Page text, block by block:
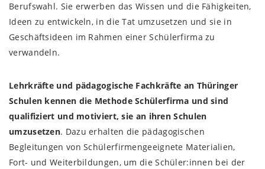
Berufswahl. Sie erwerben das Wissen und die Fähigkeiten,
Ideen zu entwickeln, in die Tat umzusetzen und sie in
Geschäftsideen im Rahmen einer Schülerfirma zu
verwandeln.
Lehrkräfte und pädagogische Fachkräfte an Thüringer
Schulen kennen die Methode Schülerfirma und sind
qualifiziert und motiviert, sie an ihren Schulen
umzusetzen. Dazu erhalten die pädagogischen
Begleitungen von Schülerfirmengeeignete Materialien,
Fort- und Weiterbildungen, um die Schüler:innen bei der